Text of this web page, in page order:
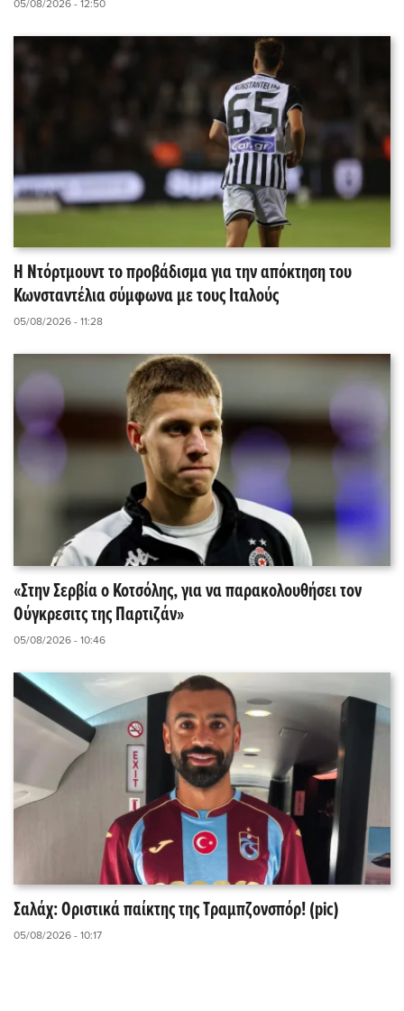
05/08/2026 - 12:50
Η Ντόρτμουντ το προβάδισμα για την απόκτηση του
Κωνσταντέλια σύμφωνα με τους Ιταλούς
05/08/2026 - 11:28
«Στην Σερβία ο Κοτσόλης, για να παρακολουθήσει τον
Ούγκρεσιτς της Παρτιζάν»
05/08/2026 - 10:46
Σαλάχ: Οριστικά παίκτης της Τραμπζονσπόρ! (pic)
05/08/2026 - 10:17